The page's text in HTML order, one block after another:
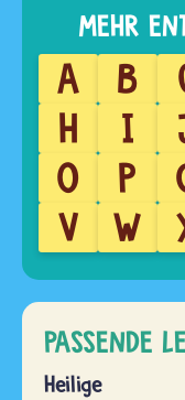
A B
H
I
O
P
V
W
PASSENDE
Heilige